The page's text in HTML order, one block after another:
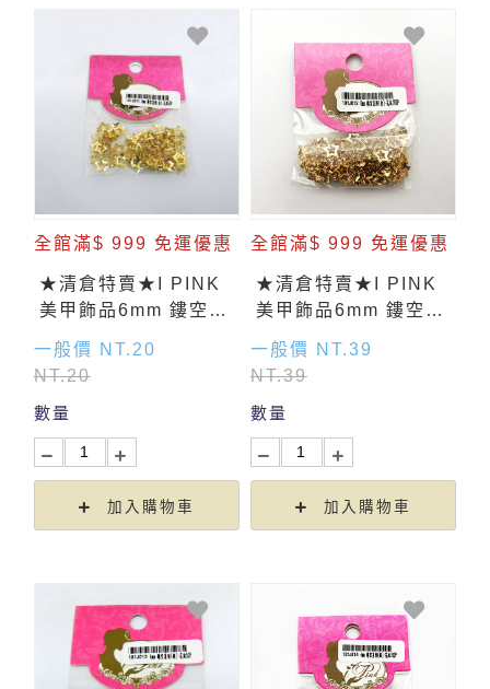
全館滿$ 999 免運優惠
★清倉特賣★I PINK
美甲飾品6mm 鏤空星
形(金)-花紋 50入
一般價 NT.20
NT.20
數量
加入購物車
全館滿$ 999 免運優惠
★清倉特賣★I PINK
美甲飾品6mm 鏤空星
形(金)-花紋 100入
一般價 NT.39
NT.39
數量
加入購物車